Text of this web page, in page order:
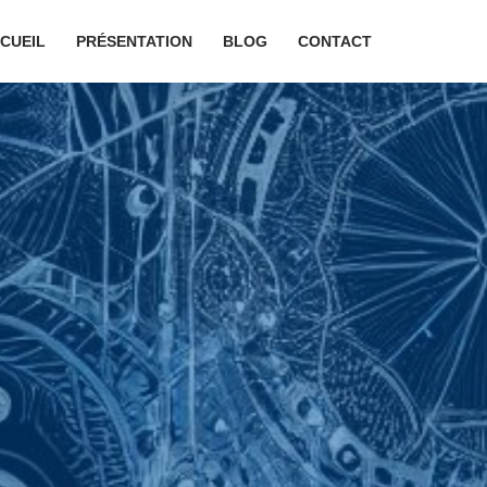
PRÉSENTATION BLOG CONTACT